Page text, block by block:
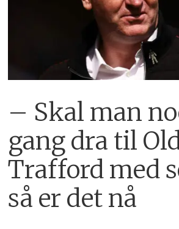
– Skal man
gang dra til
Trafford med
så er det nå